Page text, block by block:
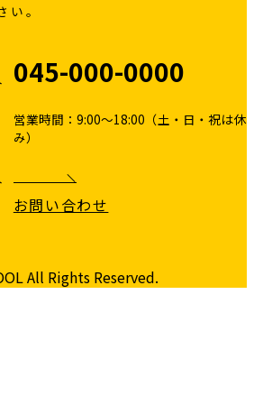
い。
045-000-0000
営業時間：9:00～18:00（土・日・祝は休
み）
お問い合わせ
All Rights Reserved.